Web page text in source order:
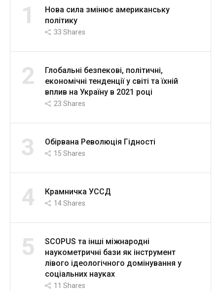
1
Нова сила змінює американську
політику
33 Shares
2
Глобальні безпекові, політичні,
економічні тенденції у світі та їхній
вплив на Україну в 2021 році
23 Shares
3 Обірвана Революція Гідності
15 Shares
4 Крамничка УССД
14Shares
5
SCOPUS та інші міжнародні
наукометричні бази як інструмент
лівого ідеологічного домінування у
соціальних науках
11 Shares